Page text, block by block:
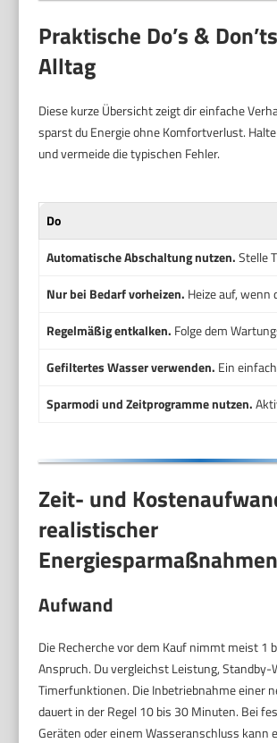
Praktische Do’s &
Alltag
Diese kurze Übersicht zeigt dir einfache
sparst du Energie ohne Komfortverlust. Halte
und vermeide die typischen Fehler.
Do
Automatische Abschaltung nutzen.Stelle
Nur bei Bedarf vorheizen. Heize auf, wenn
Regelmäßig entkalken. Folge dem
Gefiltertes Wasser verwenden. Ein
Sparmodi und Zeitprogramme nutzen.
Zeit- und
realistischer
Energiesparmaßnahmen
Aufwand
Die Recherche vor dem Kauf nimmt meist 1
Anspruch. Du vergleichst Leistung, Standby-
Timerfunktionen. Die Inbetriebnahme einer
dauert in der Regel 10 bis 30 Minuten. Bei
Geräten oder einem Wasseranschluss kann